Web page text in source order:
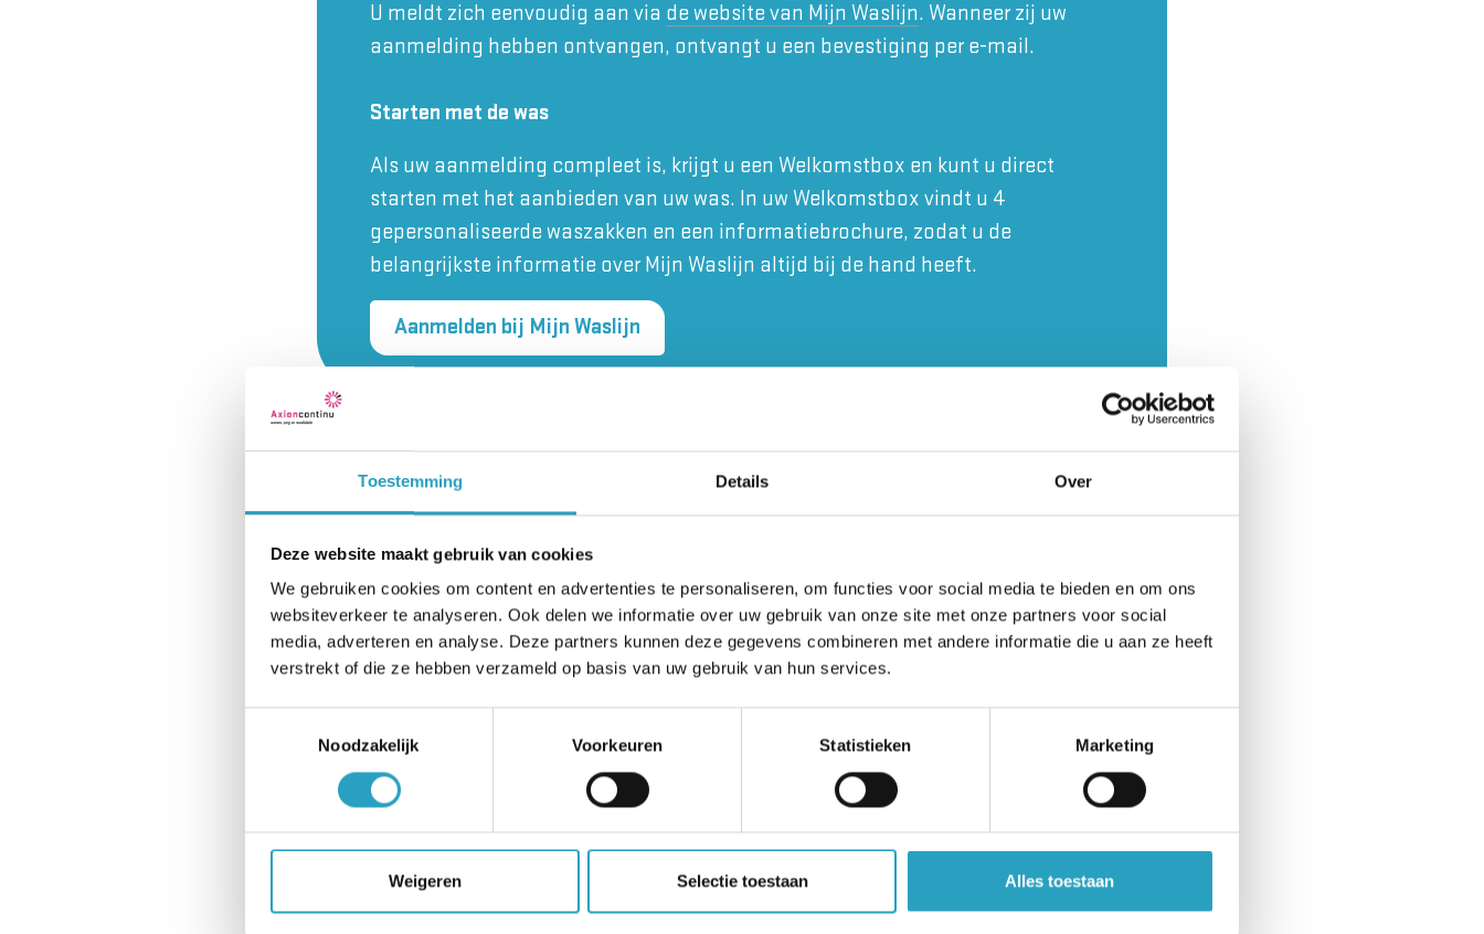
Toestemming Details Over
Deze website maakt gebruik van cookies
We gebruiken cookies om content en advertenties te personaliseren, om functies voor social media te bieden en om ons
websiteverkeer te analyseren. Ook delen we informatie over uw gebruik van onze site met onze partners voor social
media, adverteren en analyse. Deze partners kunnen deze gegevens combineren met andere informatie die u aan ze heeft
verstrekt of die ze hebben verzameld op basis van uw gebruik van hun services.
Noodzakelijk
Voorkeuren Statistieken Marketing
Weigeren Selectie toestaan Alles toestaan
U meldt zich eenvoudig aan via de website van Mijn Waslijn. Wanneer zij uw
aanmelding hebben ontvangen, ontvangt u een bevestiging per e-mail.
Starten met de was
Als uw aanmelding compleet is, krijgt u een Welkomstbox en kunt u direct
starten met het aanbieden van uw was. In uw Welkomstbox vindt u 4
gepersonaliseerde waszakken en een informatiebrochure, zodat u de
belangrijkste informatie over Mijn Waslijn altijd bij de hand heeft.
Aanmelden bij Mijn Waslijn
Soorten was
Linnengoed
Linnengoed zoals handdoeken en beddengoed van AxionContinu die door AxionContinu
worden gewassen. U heeft hier zelf geen omkijken naar. Het linnengoed bestaat uit:
Handdoeken, vaatdoek en theedoek en washandjes
Kleiding en persoonsgebonden goed
Hemden,